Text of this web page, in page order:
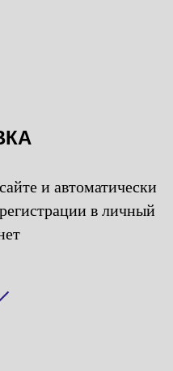
и автоматически
в личный